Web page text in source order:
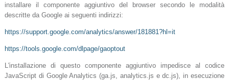
installare il componente aggiuntivo del browser secondo le modalità
descritte da Google ai seguenti indirizzi:
https://support.google.com/analytics/answer/181881?hl=it
https://tools.google.com/dlpage/gaoptout
L'installazione di questo componente aggiuntivo impedisce al codice
JavaScript di Google Analytics (ga.js, analytics.js e dc.js), in esecuzione